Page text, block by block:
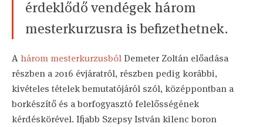
érdeklődő vendégek három
mesterkurzusra is befizethetnek.
A három mesterkurzusbólDemeter Zoltán előadása
részben a 2016 évjáratról, részben pedig korábbi,
kivételes tételek bemutatójáról szól, középpontban a
borkészítő és a borfogyasztó felelősségének
kérdéskörével. Ifjabb Szepsy István kilenc boron